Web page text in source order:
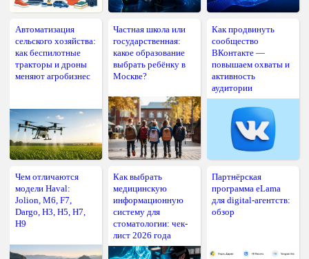
Автоматизация
сельского хозяйства:
как беспилотные
тракторы и дроны
меняют агробизнес
Частная школа или
государственная:
какое образование
выбрать ребёнку в
Москве?
Как продвинуть
сообщество
ВКонтакте —
повышаем охваты и
активность
аудитории
Чем отличаются
модели Haval:
Jolion, M6, F7,
Dargo, H3, H5, H7,
H9
Как выбрать
медицинскую
информационную
систему для
стоматологии: чек-
лист 2026 года
Партнёрская
программа eLama
для digital-агентств:
обзор